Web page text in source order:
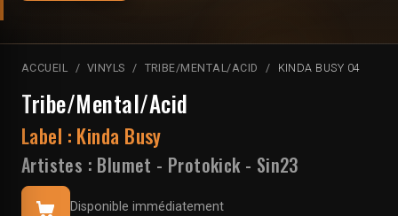
ACCUEIL VINYLS TRIBE/MENTAL/ACID KINDA BUSY 04
Tribe/Mental/Acid
Label : Kinda Busy
Artistes : Blumet - Protokick - Sin23
Disponible immédiatement